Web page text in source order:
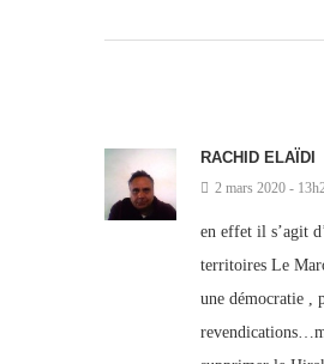
RACHID ELAÏDI
2 mars 2020 -
en effet il s’agit
territoires Le
une démocratie ,